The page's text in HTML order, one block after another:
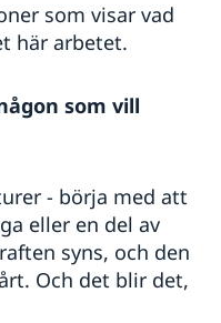
som visar vad
här arbetet.
som vill
- börja med att
eller en del av
syns, och den
Och det blir det,